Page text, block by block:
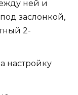
ней и
заслонкой,
2-
настройку